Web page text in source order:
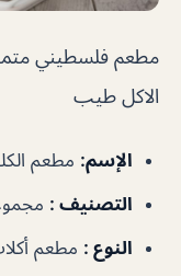
مطعم فلسطيني
الاكل طيب
الإسم: مطعم
التصنيف :
النوع : مطعم